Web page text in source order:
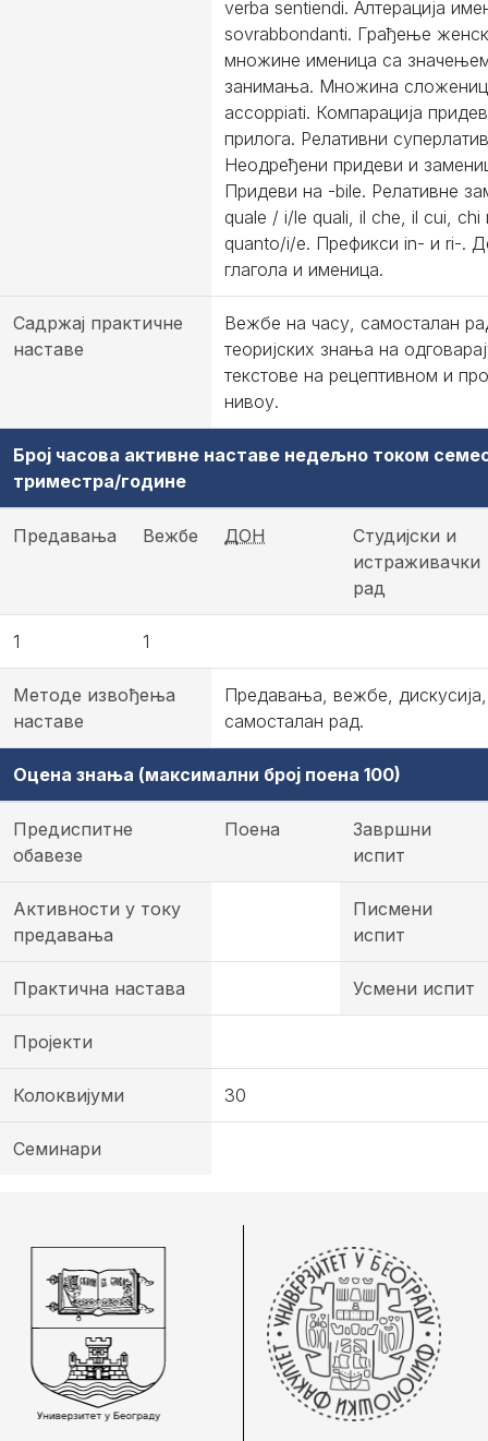
verba sentiendi. Алтерација
sovrabbondanti. Грађење
множине именица са
занимања. Множина
accoppiati. Компарација
прилога. Релативни
Неодређени придеви и
Придеви на -bile. Релативне
quale / i/le quali, il che, il cui, chi
quanto/i/e. Префикси in- и ri-.
глагола и именица.
Садржај практичне
наставе
Вежбе на часу, самосталан
теоријских знања на
текстове на рецептивном и
нивоу.
Број часова активне наставе недељно током
триместра/године
Предавања Вежбе ДОН
Студијски и
истраживачки
рад
1 1
Методе извођења
наставе
Предавања, вежбе, дискусија,
самосталан рад.
Оцена знања (максимални број поена 100)
Предиспитне
обавезе
Поена
Завршни
испит
Активности у току
предавања
Писмени
испит
Практична настава Усмени испит
Пројекти
Колоквијуми 30
Семинари